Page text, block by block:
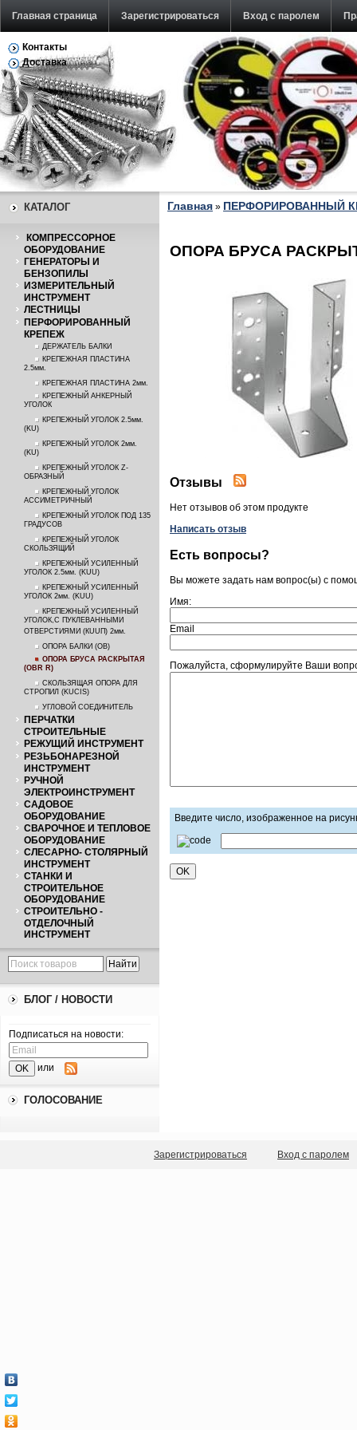
Главная страница Зарегистрироваться Вход с паролем
Обратная связь
Контакты
Доставка
КАТАЛОГ
КОМПРЕССОРНОЕ
ОБОРУДОВАНИЕ
ГЕНЕРАТОРЫ И
БЕНЗОПИЛЫ
ИЗМЕРИТЕЛЬНЫЙ
ИНСТРУМЕНТ
ЛЕСТНИЦЫ
ПЕРФОРИРОВАННЫЙ
КРЕПЕЖ
ДЕРЖАТЕЛЬ БАЛКИ
КРЕПЕЖНАЯ ПЛАСТИНА
2.5мм.
КРЕПЕЖНАЯ ПЛАСТИНА 2мм.
КРЕПЕЖНЫЙ АНКЕРНЫЙ
УГОЛОК
КРЕПЕЖНЫЙ УГОЛОК 2.5мм.
(KU)
КРЕПЕЖНЫЙ УГОЛОК 2мм.
(KU)
КРЕПЕЖНЫЙ УГОЛОК Z-
ОБРАЗНЫЙ
КРЕПЕЖНЫЙ УГОЛОК
АССИМЕТРИЧНЫЙ
КРЕПЕЖНЫЙ УГОЛОК ПОД 135
ГРАДУСОВ
КРЕПЕЖНЫЙ УГОЛОК
СКОЛЬЗЯЩИЙ
КРЕПЕЖНЫЙ УСИЛЕННЫЙ
УГОЛОК 2.5мм. (KUU)
КРЕПЕЖНЫЙ УСИЛЕННЫЙ
УГОЛОК 2мм. (KUU)
КРЕПЕЖНЫЙ УСИЛЕННЫЙ
УГОЛОК,С ПУКЛЕВАННЫМИ
ОТВЕРСТИЯМИ (КUUП) 2мм.
ОПОРА БАЛКИ (ОВ)
ОПОРА БРУСА РАСКРЫТАЯ
(OBR R)
СКОЛЬЗЯЩАЯ ОПОРА ДЛЯ
СТРОПИЛ (KUCIS)
УГЛОВОЙ СОЕДИНИТЕЛЬ
ПЕРЧАТКИ
СТРОИТЕЛЬНЫЕ
РЕЖУЩИЙ ИНСТРУМЕНТ
РЕЗЬБОНАРЕЗНОЙ
ИНСТРУМЕНТ
РУЧНОЙ
ЭЛЕКТРОИНСТРУМЕНТ
САДОВОЕ
ОБОРУДОВАНИЕ
СВАРОЧНОЕ И ТЕПЛОВОЕ
ОБОРУДОВАНИЕ
СЛЕСАРНО- СТОЛЯРНЫЙ
ИНСТРУМЕНТ
СТАНКИ И
СТРОИТЕЛЬНОЕ
ОБОРУДОВАНИЕ
СТРОИТЕЛЬНО -
ОТДЕЛОЧНЫЙ
ИНСТРУМЕНТ
БЛОГ / НОВОСТИ
Подписаться на новости:
или
ГОЛОСОВАНИЕ
Главная » ПЕРФОРИРОВАННЫЙ
ОПОРА БРУСА
Отзывы
Нет отзывов об этом продукте
Написать отзыв
Есть вопросы?
Вы можете задать нам вопрос(ы) с
Имя:
Email
Пожалуйста, сформулируйте Ваши
Введите число, изображенное на
Зарегистрироваться Вход с паролем